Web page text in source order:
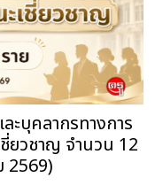
ะบุคลากรทางการ
ยวชาญ จำนวน 12
2569)